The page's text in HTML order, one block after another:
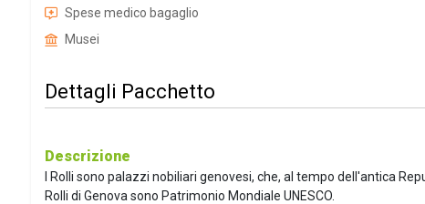
Spese medico bagaglio
Musei
Dettagli Pacchetto
Descrizione
I Rolli sono palazzi nobiliari genovesi, che, al tempo dell'antica
Rolli di Genova sono Patrimonio Mondiale UNESCO.